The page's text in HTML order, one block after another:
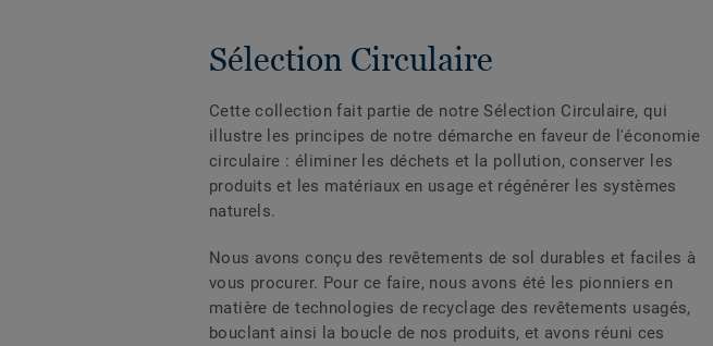
Sélection Circulaire
Cette collection fait partie de notre Sélection Circulaire, qui
illustre les principes de notre démarche en faveur de l'économie
circulaire : éliminer les déchets et la pollution, conserver les
produits et les matériaux en usage et régénérer les systèmes
naturels.
Nous avons conçu des revêtements de sol durables et faciles à
vous procurer. Pour ce faire, nous avons été les pionniers en
matière de technologies de recyclage des revêtements usagés,
bouclant ainsi la boucle de nos produits, et avons réuni ces